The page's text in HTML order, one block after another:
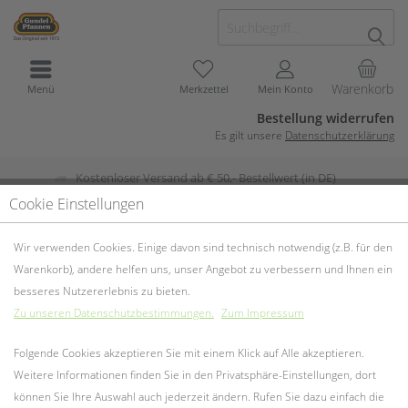
Kostenloser Versand ab € 50,- Bestellwert (in DE)
Warenkorb
Merkzettel Mein Konto
Menü
Bestellung widerrufen
Es gilt unsere Datenschutzerklärung
Cookie Einstellungen
Wir verwenden Cookies. Einige davon sind technisch notwendig (z.B. für den
Warenkorb), andere helfen uns, unser Angebot zu verbessern und Ihnen ein
besseres Nutzererlebnis zu bieten.
Zu unseren Datenschutzbestimmungen. Zum Impressum
Folgende Cookies akzeptieren Sie mit einem Klick auf Alle akzeptieren.
Weitere Informationen finden Sie in den Privatsphäre-Einstellungen, dort
können Sie Ihre Auswahl auch jederzeit ändern. Rufen Sie dazu einfach die